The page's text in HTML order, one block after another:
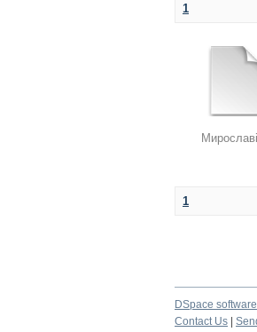
1
1
DSpace software
Contact Us